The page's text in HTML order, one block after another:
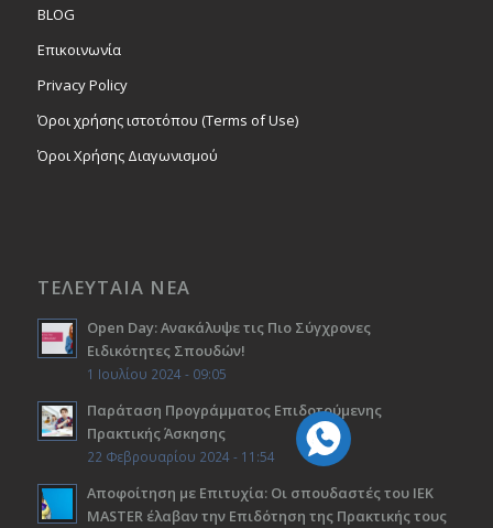
BLOG
Επικοινωνία
Privacy Policy
Όροι χρήσης ιστοτόπου (Terms of Use)
Όροι Χρήσης Διαγωνισμού
ΤΕΛΕΥΤΑΙΑ ΝΕΑ
Open Day: Ανακάλυψε τις Πιο Σύγχρονες
Ειδικότητες Σπουδών!
1 Ιουλίου 2024 - 09:05
Παράταση Προγράμματος Επιδοτούμενης
Πρακτικής Άσκησης
22 Φεβρουαρίου 2024 - 11:54
Αποφοίτηση με Επιτυχία: Οι σπουδαστές του ΙΕΚ
ΜΑSTER έλαβαν την Επιδότηση της Πρακτικής τους